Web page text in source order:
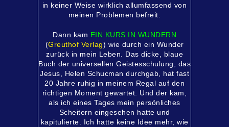
in keiner Weise wirklich allumfassend von
meinen Problemen befreit.
Dann kam EIN KURS IN WUNDERN
(Greuthof Verlag) wie durch ein Wunder
zurück in mein Leben. Das dicke, blaue
Buch der universellen Geistesschulung, das
Jesus, Helen Schucman durchgab, hat fast
20 Jahre ruhig in meinem Regal auf den
richtigen Moment gewartet. Und der kam,
als ich eines Tages mein persönliches
Scheitern eingesehen hatte und
kapitulierte. Ich hatte keine Idee mehr, wie